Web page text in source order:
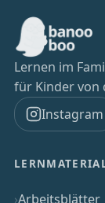
Lernen im
für Kinder von
Instagram
Arbeitsblätter